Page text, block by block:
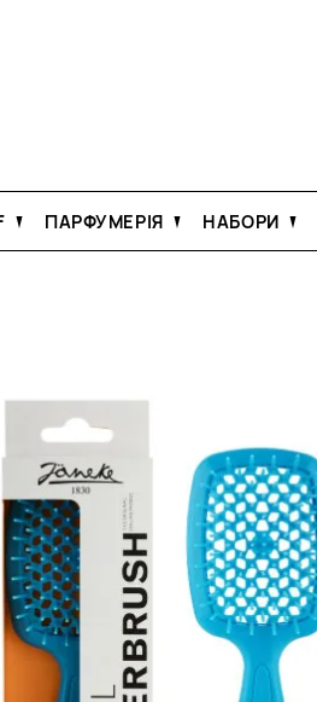
ПАРФУМЕРІЯ НАБОРИ